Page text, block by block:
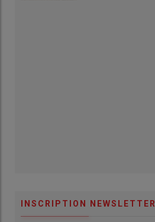
INSCRIPTION NEWSLETTER